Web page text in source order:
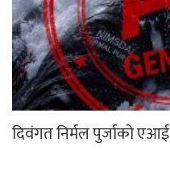
दिवंगत निर्मल पुर्जाको एआई